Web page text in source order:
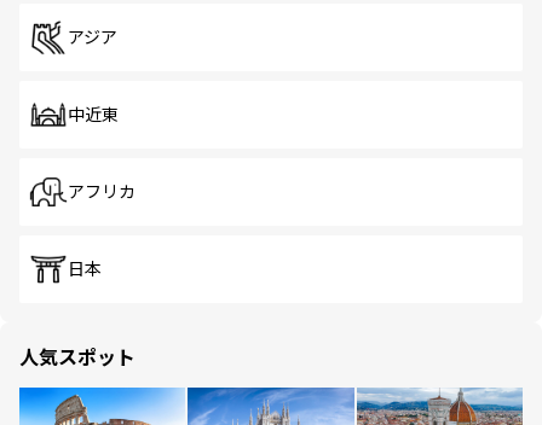
アジア
中近東
アフリカ
日本
人気スポット